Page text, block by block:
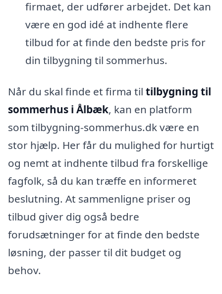
firmaet, der udfører arbejdet. Det kan
være en god idé at indhente flere
tilbud for at finde den bedste pris for
din tilbygning til sommerhus.
Når du skal finde et firma til tilbygning til
sommerhus i Ålbæk, kan en platform
som tilbygning-sommerhus.dk være en
stor hjælp. Her får du mulighed for hurtigt
og nemt at indhente tilbud fra forskellige
fagfolk, så du kan træffe en informeret
beslutning. At sammenligne priser og
tilbud giver dig også bedre
forudsætninger for at finde den bedste
løsning, der passer til dit budget og
behov.